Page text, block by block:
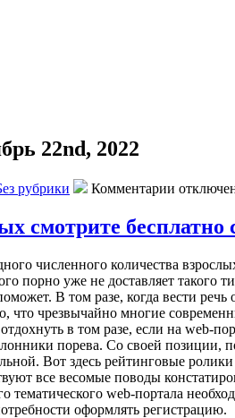
22nd, 2022
рубрики Комментарии
смотрите
численного количества
порно уже не доставляет такого
В том разе, когда вести
что чрезвычайно многие
в том разе, если на
порева. Со своей позиции,
Вот здесь рейтинговые
все весомые поводы
тематического web-портала
оформлять регистрацию.